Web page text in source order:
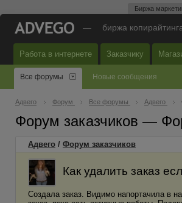
Биржа
— биржа
Работа в интернете Заказчику
Все форумы Новые сообщения
Адвего Форум Все форумы Адвего
Форум заказчиков —
Адвего / Форум заказчиков
Как удалить заказ
Создала заказ. Видимо напортачила в